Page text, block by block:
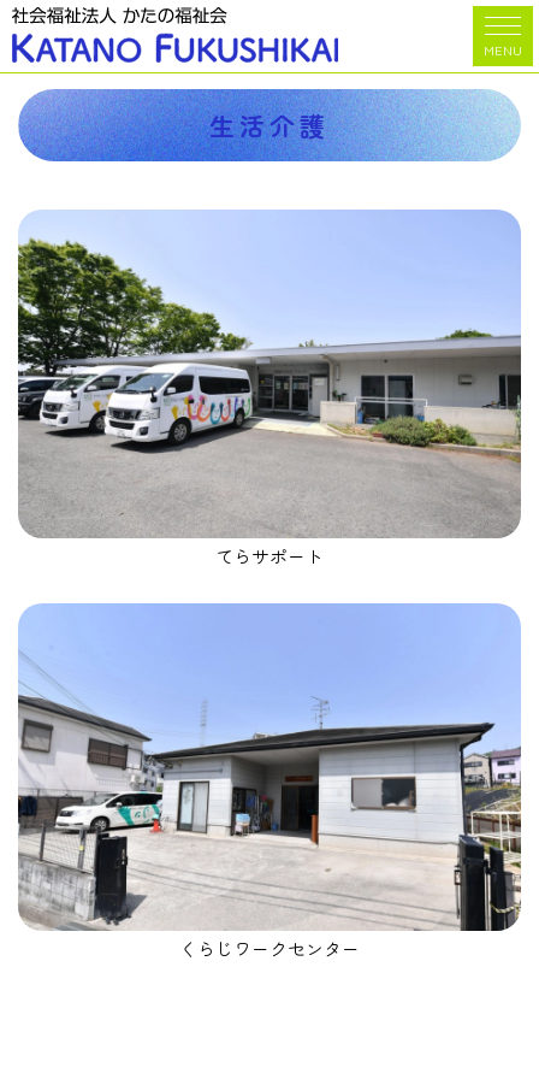
MENU
ホーム>サービス>生活介護
生活介護
てらサポート
くらじワークセンター